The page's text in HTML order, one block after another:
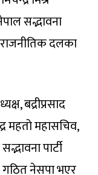
सद्भावना
दलका
बद्रीप्रसाद
महतो महासचिव,
पार्टी
नेसपा भएर